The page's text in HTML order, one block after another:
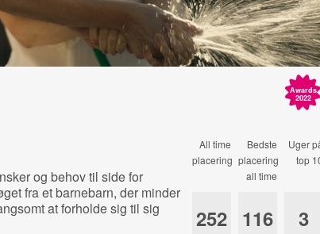
Awards
2022
og behov til side for
fra et barnebarn, der minder
at forholde sig til sig
All time
placering
Bedste
placering
all time
Uger
top
252 116 3